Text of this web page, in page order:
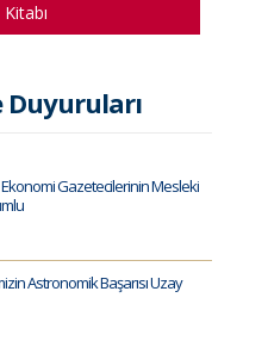
Gazetecilerinin Mesleki
Astronomik Başarısı Uzay